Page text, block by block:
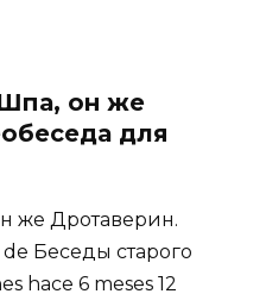
он же
для
же Дротаверин.
Беседы старого
hace 6 meses 12